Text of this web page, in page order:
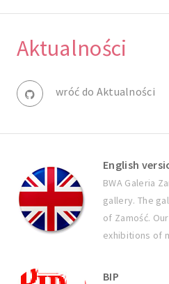
Aktualności
wróć do Aktualności
English
BWA Galeria
gallery. The
of Zamość.
exhibitions of
BIP